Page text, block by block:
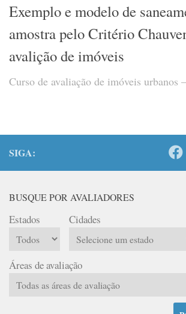
Exemplo e modelo de
amostra pelo Critério
avalição de imóveis
Curso de avaliação de imóveis
SIGA:
BUSQUE POR AVALIADORES
Estados Cidades
Áreas de avaliação